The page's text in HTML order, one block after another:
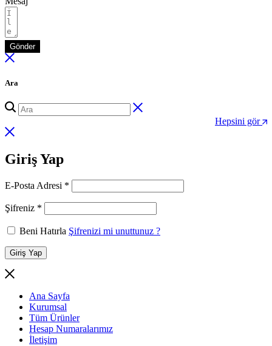
Gönder
Ara
Hepsini gör
Giriş Yap
E-Posta Adresi *
Şifreniz *
Beni Hatırla Şifrenizi mi unuttunuz ?
Giriş Yap
Ana Sayfa
Kurumsal
Tüm Ürünler
Hesap Numaralarımız
İletişim